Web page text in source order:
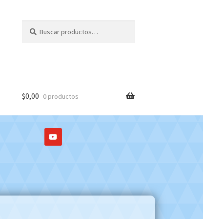
por:
$0,00 0 productos